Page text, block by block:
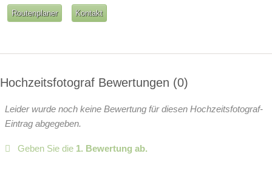
Routenplaner Kontakt
Hochzeitsfotograf Bewertungen 0
Leider wurde noch keine Bewertung für diesen Hochzeitsfotograf-
Eintrag abgegeben.
Geben Sie die 1. Bewertung ab.